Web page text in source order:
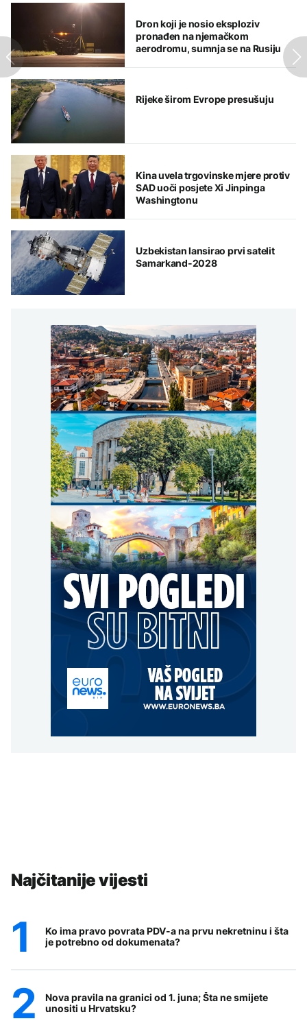
Dron koji je nosio eksploziv
pronađen na njemačkom
aerodromu, sumnja se na Rusiju
Rijeke širom Evrope presušuju
Kina uvela trgovinske mjere protiv
SAD uoči posjete Xi Jinpinga
Washingtonu
Uzbekistan lansirao prvi satelit
Samarkand-2028
Najčitanije vijesti
Ko ima pravo povrata PDV-a na prvu nekretninu i šta
je potrebno od dokumenata?
Nova pravila na granici od 1. juna; Šta ne smijete
unositi u Hrvatsku?